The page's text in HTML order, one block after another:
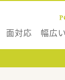
面対応 幅広